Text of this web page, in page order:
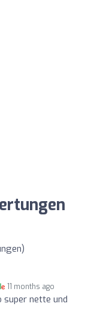
11 months ago
super nette und